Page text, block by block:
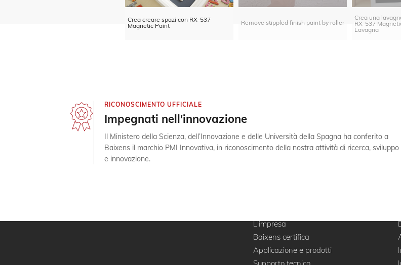
Crea creare spazi con RX-537
Magnetic Paint
Remove stippled finish paint by roller
Crea una
RX-537
Lavagna
RICONOSCIMENTO UFFICIALE
Impegnati nell'innovazione
Il Ministero della Scienza, dell’Innovazione e delle Università della Spagna ha conferito a
Baixens il marchio PMI Innovativa, in riconoscimento della nostra attività di ricerca, sviluppo
e innovazione.
L'impresa
Baixens certifica
Applicazione e prodotti